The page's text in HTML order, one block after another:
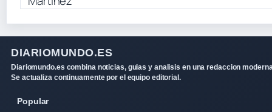
DIARIOMUNDO.ES
Diariomundo.es combina noticias, guias y analisis en una redaccion
Se actualiza continuamente por el equipo editorial.
Popular